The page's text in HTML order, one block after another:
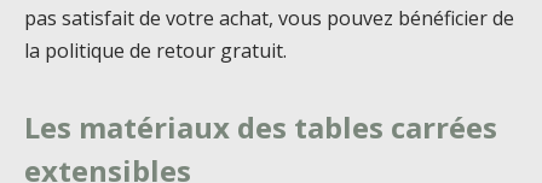
pas satisfait de votre achat, vous pouvez bénéficier de
la politique de retour gratuit.
Les matériaux des tables carrées
extensibles